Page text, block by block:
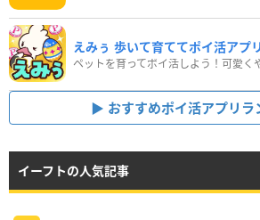
えみぅ 歩いて育ててポイ活アプ
おすすめポイ活アプリラ
イーフトの人気記事